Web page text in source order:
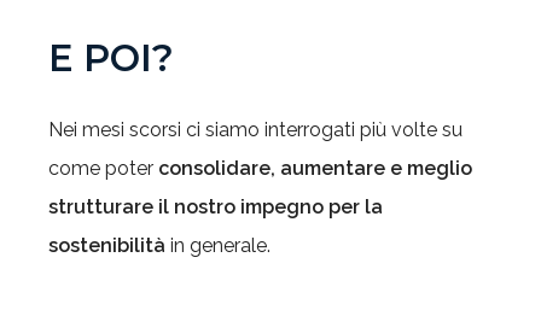
E POI?
Nei mesi scorsi ci siamo interrogati più volte su
come poter consolidare, aumentare e meglio
strutturare il nostro impegno per la
sostenibilità in generale.